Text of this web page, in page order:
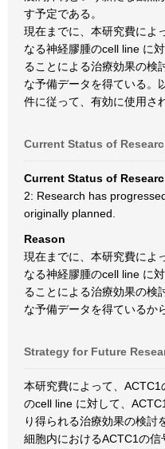
す予定である。
現在までに、本研究費によ
なる神経膠腫のcell line に
ることによる治療効果の検
な予備データを得ている。
件に従って、有効に使用さ
Current Status of
Current Status of
2: Research has
originally planned.
Reason
現在までに、本研究費によ
なる神経膠腫のcell line に
ることによる治療効果の検
な予備データを得ているか
Strategy for Future
本研究費によって、
のcell line に対して、
り得られる治療効果の検討
細胞内におけるACTC1の